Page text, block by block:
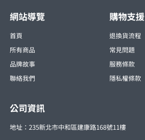
k
-
r
a
m
網站導覽
首頁
所有商品
品牌故事
聯絡我們
購物支援
退換貨流程
常見問題
服務條款
隱私權條款
公司資訊
地址：235新北市中和區建康路168號11樓